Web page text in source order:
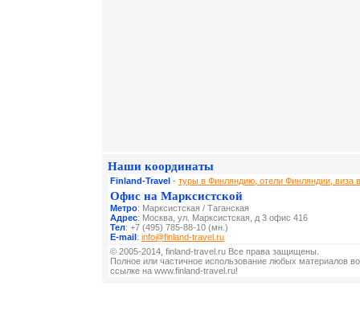
Наши координаты
Finland-Travel - туры в Финляндию, отели Финляндии, виза
Офис на Марксистской
Метро: Марксистская / Таганская
Адрес: Москва, ул. Марксистская, д 3 офис 416
Тел: +7 (495) 785-88-10 (мн.)
E-mail: info@finland-travel.ru
© 2005-2014, finland-travel.ru Все права защищены.
Полное или частичное использование любых материалов
ссылке на www.finland-travel.ru!